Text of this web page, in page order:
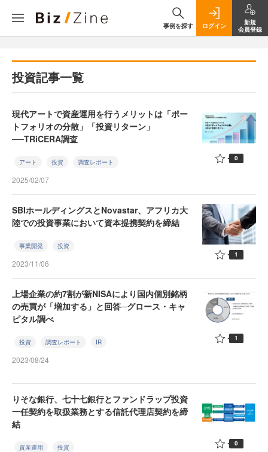
事例を探す ログイン
新規
会員登録
投資記事一覧
現代アートで資産運用を行うメリットは「ポー
トフォリオの分散」「投資リターン」
──TRiCERA調査
アート 投資 調査レポート
2025/02/07
0
SBIホールディングスとNovastar、アフリカ大
陸での投資事業において資本提携契約を締結
事業開発 投資
2023/11/06
1
上場企業の約7割が新NISAにより国内個別銘柄
の売買が「増加する」と回答─グロース・キャ
ピタル調べ
投資 調査レポート IR
2023/08/24
1
りそな銀行、七十七銀行とファンドラップ投資
一任契約を取扱業務とする信託代理店契約を締
結
資産運用 投資 0